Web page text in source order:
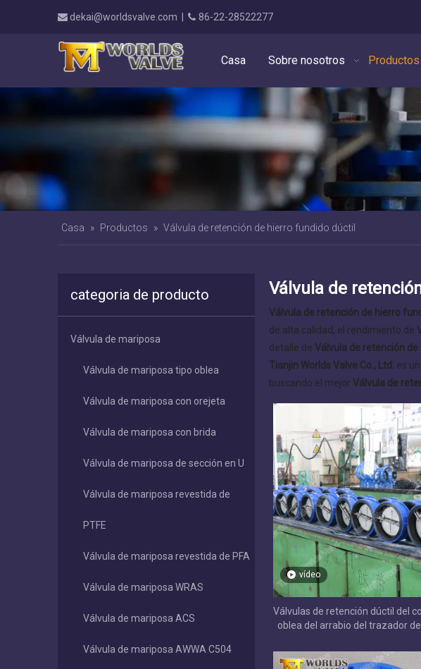
 dekai@worldsvalve.com  86-22-28522277
Casa Sobre nosotros Productos
Casa » Productos » Válvula de retención de hierro fundido dúctil
categoria de producto
Válvula de mariposa
Válvula de mariposa tipo oblea
Válvula de mariposa con orejeta
Válvula de mariposa con brida
Válvula de mariposa de sección en U
Válvula de mariposa revestida de
PTFE
Válvula de mariposa revestida de PFA
Válvula de mariposa WRAS
Válvula de mariposa ACS
Válvula de mariposa AWWA C504
Válvula de
Válvula de retención de hierro
de alta calidad, el rendimiento de
detalle de Válvula de retención
Tianjin Worlds Valve Co., Ltd. es
buscando el mejor Válvula de
vídeo
Válvulas de retención dúctil del
oblea del arrabio del trazador